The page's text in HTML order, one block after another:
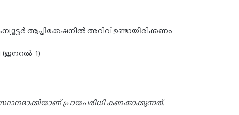
ആപ്ലിക്കേഷനിൽ അറിവ് ഉണ്ടായിരിക്കണം
(ജനറൽ-1)
പ്രായപരിധി കണക്കാക്കുന്നത്.